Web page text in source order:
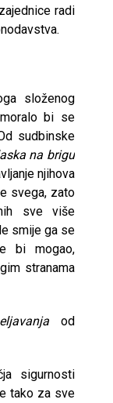
radi
složenog
bi se
sudbinske
na brigu
njihova
svega, zato
sve više
smije ga se
bi mogao,
stranama
od
sigurnosti
tako za sve